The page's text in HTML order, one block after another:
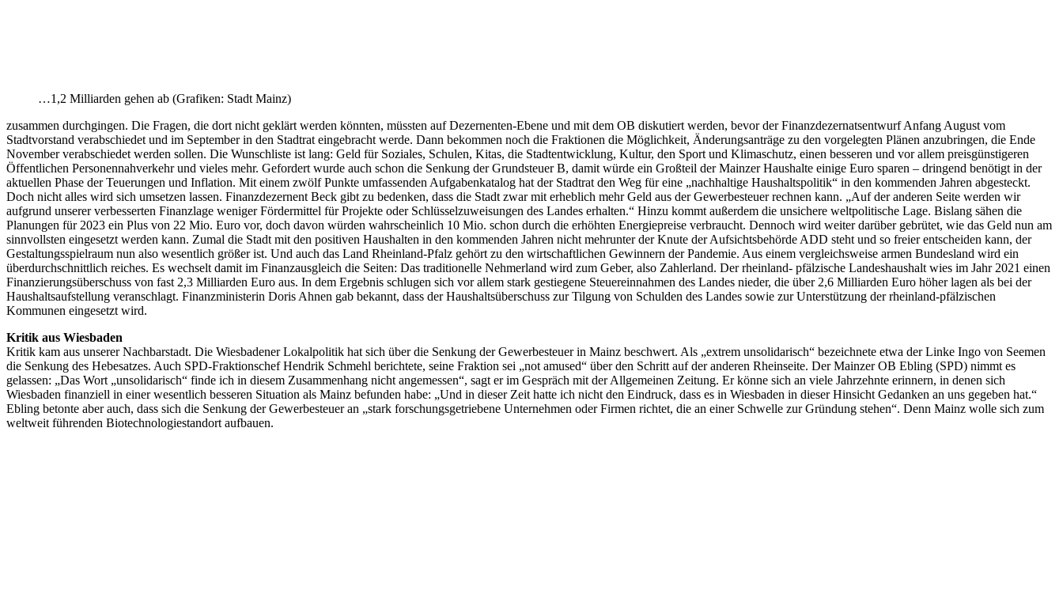
…1,2 Milliarden gehen ab (Grafiken: Stadt Mainz)
zusammen durchgingen. Die Fragen, die dort nicht geklärt werden könnten, müssten auf Dezernenten-Ebene und mit dem OB diskutiert werden, bevor der Finanzdezernatsentwurf Anfang August vom
Stadtvorstand verabschiedet und im September in den Stadtrat eingebracht werde. Dann bekommen noch die Fraktionen die Möglichkeit, Änderungsanträge zu den vorgelegten Plänen anzubringen, die Ende
November verabschiedet werden sollen. Die Wunschliste ist lang: Geld für Soziales, Schulen, Kitas, die Stadtentwicklung, Kultur, den Sport und Klimaschutz, einen besseren und vor allem preisgünstigeren
Öffentlichen Personennahverkehr und vieles mehr. Gefordert wurde auch schon die Senkung der Grundsteuer B, damit würde ein Großteil der Mainzer Haushalte einige Euro sparen – dringend benötigt in der
aktuellen Phase der Teuerungen und Inflation. Mit einem zwölf Punkte umfassenden Aufgabenkatalog hat der Stadtrat den Weg für eine „nachhaltige Haushaltspolitik“ in den kommenden Jahren abgesteckt.
Doch nicht alles wird sich umsetzen lassen. Finanzdezernent Beck gibt zu bedenken, dass die Stadt zwar mit erheblich mehr Geld aus der Gewerbesteuer rechnen kann. „Auf der anderen Seite werden wir
aufgrund unserer verbesserten Finanzlage weniger Fördermittel für Projekte oder Schlüsselzuweisungen des Landes erhalten.“ Hinzu kommt außerdem die unsichere weltpolitische Lage. Bislang sähen die
Planungen für 2023 ein Plus von 22 Mio. Euro vor, doch davon würden wahrscheinlich 10 Mio. schon durch die erhöhten Energiepreise verbraucht. Dennoch wird weiter darüber gebrütet, wie das Geld nun am
sinnvollsten eingesetzt werden kann. Zumal die Stadt mit den positiven Haushalten in den kommenden Jahren nicht mehrunter der Knute der Aufsichtsbehörde ADD steht und so freier entscheiden kann, der
Gestaltungsspielraum nun also wesentlich größer ist. Und auch das Land Rheinland-Pfalz gehört zu den wirtschaftlichen Gewinnern der Pandemie. Aus einem vergleichsweise armen Bundesland wird ein
überdurchschnittlich reiches. Es wechselt damit im Finanzausgleich die Seiten: Das traditionelle Nehmerland wird zum Geber, also Zahlerland. Der rheinland- pfälzische Landeshaushalt wies im Jahr 2021 einen
Finanzierungsüberschuss von fast 2,3 Milliarden Euro aus. In dem Ergebnis schlugen sich vor allem stark gestiegene Steuereinnahmen des Landes nieder, die über 2,6 Milliarden Euro höher lagen als bei der
Haushaltsaufstellung veranschlagt. Finanzministerin Doris Ahnen gab bekannt, dass der Haushaltsüberschuss zur Tilgung von Schulden des Landes sowie zur Unterstützung der rheinland-pfälzischen
Kommunen eingesetzt wird.
Kritik aus Wiesbaden
Kritik kam aus unserer Nachbarstadt. Die Wiesbadener Lokalpolitik hat sich über die Senkung der Gewerbesteuer in Mainz beschwert. Als „extrem unsolidarisch“ bezeichnete etwa der Linke Ingo von Seemen
die Senkung des Hebesatzes. Auch SPD-Fraktionschef Hendrik Schmehl berichtete, seine Fraktion sei „not amused“ über den Schritt auf der anderen Rheinseite. Der Mainzer OB Ebling (SPD) nimmt es
gelassen: „Das Wort „unsolidarisch“ finde ich in diesem Zusammenhang nicht angemessen“, sagt er im Gespräch mit der Allgemeinen Zeitung. Er könne sich an viele Jahrzehnte erinnern, in denen sich
Wiesbaden finanziell in einer wesentlich besseren Situation als Mainz befunden habe: „Und in dieser Zeit hatte ich nicht den Eindruck, dass es in Wiesbaden in dieser Hinsicht Gedanken an uns gegeben hat.“
Ebling betonte aber auch, dass sich die Senkung der Gewerbesteuer an „stark forschungsgetriebene Unternehmen oder Firmen richtet, die an einer Schwelle zur Gründung stehen“. Denn Mainz wolle sich zum
weltweit führenden Biotechnologiestandort aufbauen.